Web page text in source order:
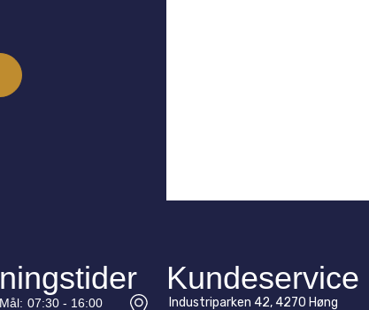
Mål: 07:30 - 16:00
Kundeservice
Industriparken 42, 4270 Høng